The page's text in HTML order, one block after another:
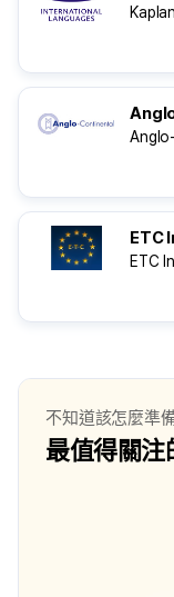
ETC
ETC
不知道該怎麼準
最值得關注